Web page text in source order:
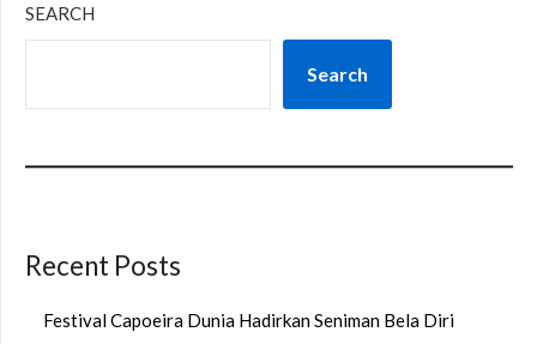
SEARCH
Search
Recent Posts
Festival Capoeira Dunia Hadirkan Seniman Bela Diri